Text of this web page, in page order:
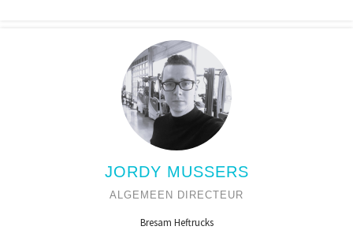
JORDY MUSSERS
ALGEMEEN DIRECTEUR
Bresam Heftrucks